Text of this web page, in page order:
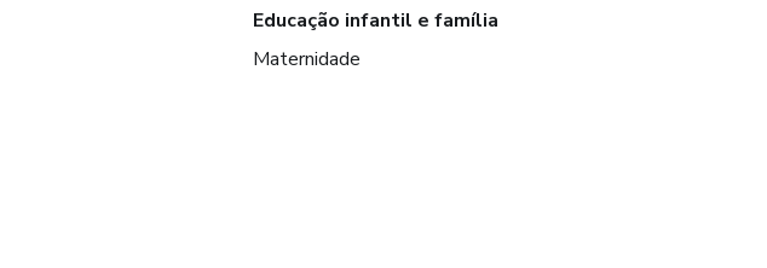
Educação infantil e família
Maternidade